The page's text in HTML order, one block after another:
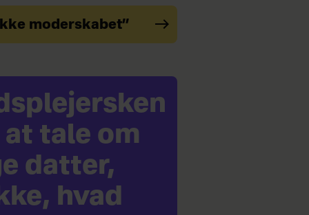
moderskabet”
tale om
datter,
hvad